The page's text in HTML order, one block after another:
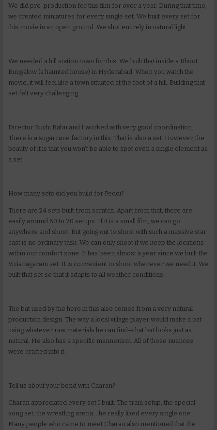
We did pre-production for this film for over a year. During that time,
we created miniatures for every single set. We built every set for
this movie in an open ground. We shot entirely in natural light.
We needed a hill station town for this. We built that inside a Bhoot
Bungalow (a haunted house) in Hyderabad. When you watch the
movie, it will feel like a town situated at the foot of a hill. Building that
set felt very challenging.
Director Buchi Babu and I worked with very good coordination.
There is a sugarcane factory in this. That is also a set. However, the
beauty of it is that you won't be able to spot even a single element as
a set.
How many sets did you build for Peddi?
There are 24 sets built from scratch. Apart from that, there are
easily around 60 to 70 setups. If it is a small film, we can go
anywhere and shoot. But going out to shoot with such a massive star
cast is no ordinary task. We can only shoot if we keep the locations
within our comfort zone. It has been almost a year since we built the
Vizianagaram set. It is convenient to shoot whenever we need it. We
built that set so that it adapts to all weather conditions.
The bat used by the hero in this also comes from a very natural
production design. The way a local village player would make a bat
using whatever raw materials he can find—that bat looks just as
natural. He also has a specific mannerism. All of those nuances
were crafted into it.
Tell us about your bond with Charan?
Charan appreciated every set I built. The train setup, the special
song set, the wrestling arena... he really liked every single one.
Many people who came to meet Charan also mentioned that the